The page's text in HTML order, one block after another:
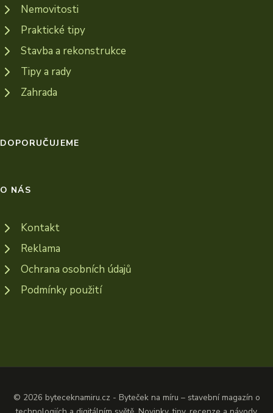
Nemovitosti
Praktické tipy
Stavba a rekonstrukce
Tipy a rady
Zahrada
DOPORUČUJEME
O NÁS
Kontakt
Reklama
Ochrana osobních údajů
Podmínky použití
© 2026 byteceknamiru.cz - Byteček na míru – stavební magazín o